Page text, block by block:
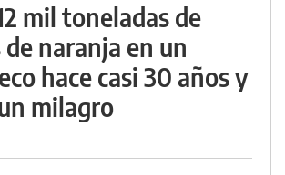
mil toneladas de
de naranja en un
hace casi 30 años y
milagro